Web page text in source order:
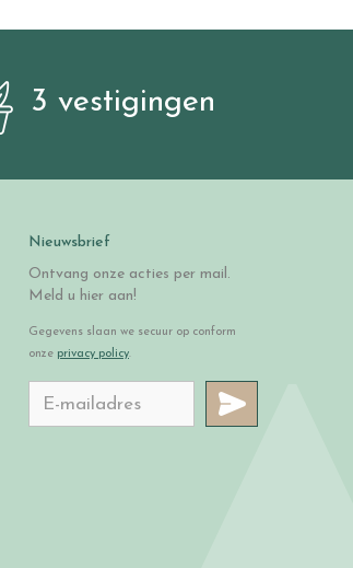
3 vestigingen
Nieuwsbrief
Ontvang onze acties per mail.
Meld u hier aan!
Gegevens slaan we secuur op conform
onze privacy policy.